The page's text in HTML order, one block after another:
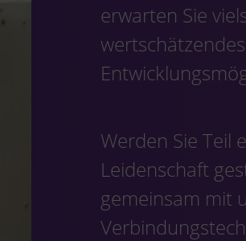
erwarten Sie
Werden Sie Teil
Leidenschaft
gemeinsam mit